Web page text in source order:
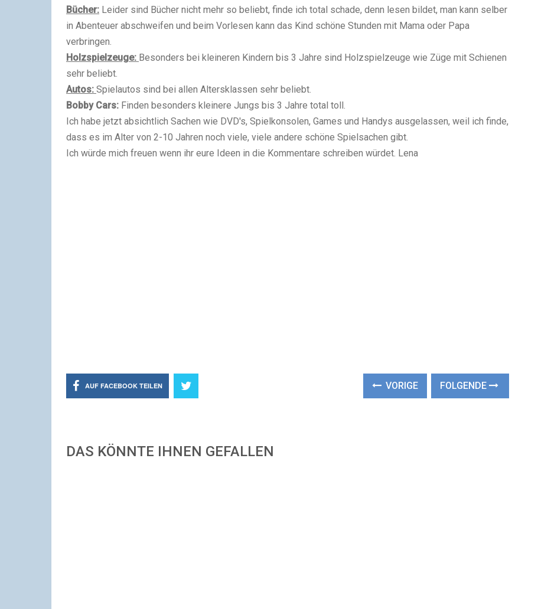
Bücher: Leider sind Bücher nicht mehr so beliebt, finde ich total schade, denn lesen bildet, man kann selber
in Abenteuer abschweifen und beim Vorlesen kann das Kind schöne Stunden mit Mama oder Papa
verbringen.
Holzspielzeuge: Besonders bei kleineren Kindern bis 3 Jahre sind Holzspielzeuge wie Züge mit Schienen
sehr beliebt.
Autos: Spielautos sind bei allen Altersklassen sehr beliebt.
Bobby Cars: Finden besonders kleinere Jungs bis 3 Jahre total toll.
Ich habe jetzt absichtlich Sachen wie DVD's, Spielkonsolen, Games und Handys ausgelassen, weil ich finde,
dass es im Alter von 2-10 Jahren noch viele, viele andere schöne Spielsachen gibt.
Ich würde mich freuen wenn ihr eure Ideen in die Kommentare schreiben würdet. Lena
AUF FACEBOOK TEILEN VORIGE FOLGENDE
DAS KÖNNTE IHNEN GEFALLEN